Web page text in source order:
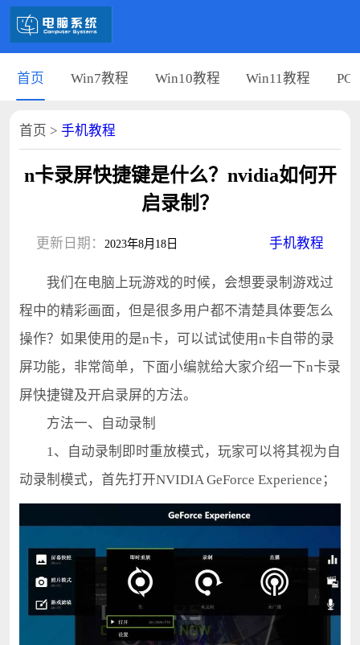
首页 Win7教程 Win10教程 Win11教程 PC
首页 > 手机教程
n卡录屏快捷键是什么？nvidia如何开
启录制？
更新日期： 2023年8月18日 手机教程
我们在电脑上玩游戏的时候，会想要录制游戏过
程中的精彩画面，但是很多用户都不清楚具体要怎么
操作？如果使用的是n卡，可以试试使用n卡自带的录
屏功能，非常简单，下面小编就给大家介绍一下n卡录
屏快捷键及开启录屏的方法。
方法一、自动录制
1、自动录制即时重放模式，玩家可以将其视为自
动录制模式，首先打开NVIDIA GeForce Experience；